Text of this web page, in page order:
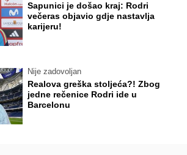
Sapunici je došao kraj: Rodri
večeras objavio gdje nastavlja
karijeru!
Nije zadovoljan
Realova greška stoljeća?! Zbog
jedne rečenice Rodri ide u
Barcelonu